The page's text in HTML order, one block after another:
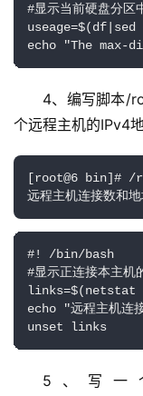
#显示当前硬盘分区
echo "The max-
4、编写脚本/
个远程主机的IPv4
[root@6 bin]#
远程主机连接数和
#! /bin/bash
#显示正连接本主机
echo "远程主机连
unset links
5、写一